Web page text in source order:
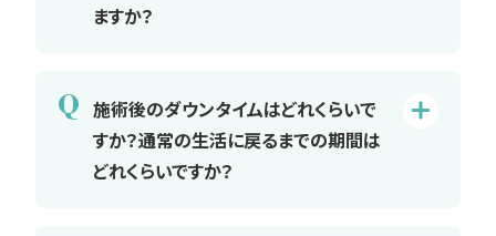
ますか？
Q 施術後のダウンタイムはどれくらいで
すか？通常の生活に戻るまでの期間は
どれくらいですか？